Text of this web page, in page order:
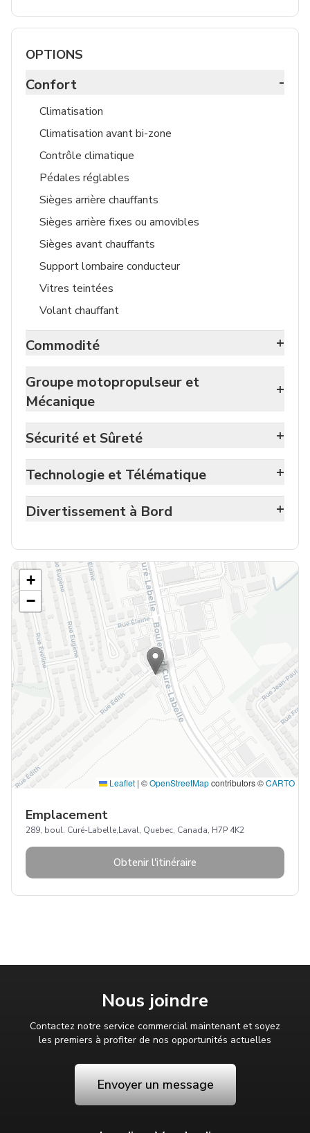
OPTIONS
Confort -
Climatisation
Climatisation avant bi-zone
Contrôle climatique
Pédales réglables
Sièges arrière chauffants
Sièges arrière fixes ou amovibles
Sièges avant chauffants
Support lombaire conducteur
Vitres teintées
Volant chauffant
Commodité +
Groupe motopropulseur et
Mécanique
+
Sécurité et Sûreté +
Technologie et Télématique +
Divertissement à Bord +
+
−
Leaflet | ©OpenStreetMapcontributors ©CARTO
Emplacement
289, boul. Curé-Labelle,Laval, Quebec, Canada, H7P 4K2
Obtenir l'itinéraire
Nous joindre
Contactez notre service commercial maintenant et soyez
les premiers à profiter de nos opportunités actuelles
Envoyer un message